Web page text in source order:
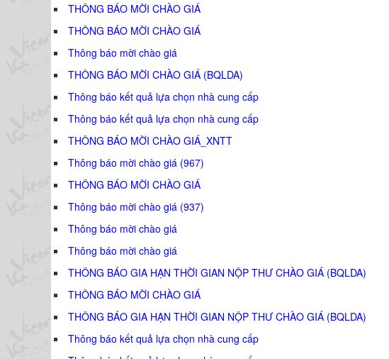
THÔNG BÁO MỜI CHÀO GIÁ
THÔNG BÁO MỜI CHÀO GIÁ
Thông báo mời chào giá
THÔNG BÁO MỜI CHÀO GIÁ (BQLDA)
Thông báo kết quả lựa chọn nhà cung cấp
Thông báo kết quả lựa chọn nhà cung cấp
THÔNG BÁO MỜI CHÀO GIÁ_XNTT
Thông báo mời chào giá (967)
THÔNG BÁO MỜI CHÀO GIÁ
Thông báo mời chào giá (937)
Thông báo mời chào giá
Thông báo mời chào giá
THÔNG BÁO GIA HẠN THỜI GIAN NỘP THƯ CHÀO GIÁ (BQLDA)
THÔNG BÁO MỜI CHÀO GIÁ
THÔNG BÁO GIA HẠN THỜI GIAN NỘP THƯ CHÀO GIÁ (BQLDA)
Thông báo kết quả lựa chọn nhà cung cấp